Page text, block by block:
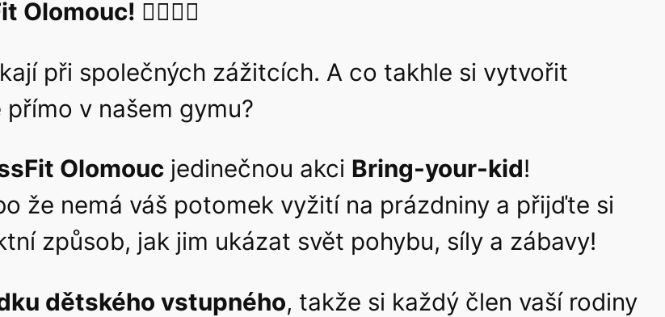
🦸‍♀️🦸‍♂️
při společných zážitcích. A co takhle si vytvořit
v našem gymu?
Olomouc jedinečnou akci Bring-your-kid!
že nemá váš potomek vyžití na prázdniny a přijďte si
způsob, jak jim ukázat svět pohybu, síly a zábavy!
dětského vstupného, takže si každý člen vaší rodiny